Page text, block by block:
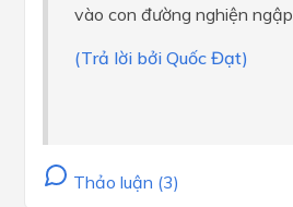
vào con đường nghiện ngập.
(Trả lời bởi Quốc Đạt)
Thảo luận (3)